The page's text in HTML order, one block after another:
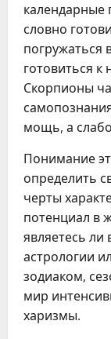
календарные
словно
погружаться
готовиться
Скорпионы
мощь, а
Понимание
определить
черты
потенциал в
являетесь
астрологии
зодиаком,
мир
харизмы.